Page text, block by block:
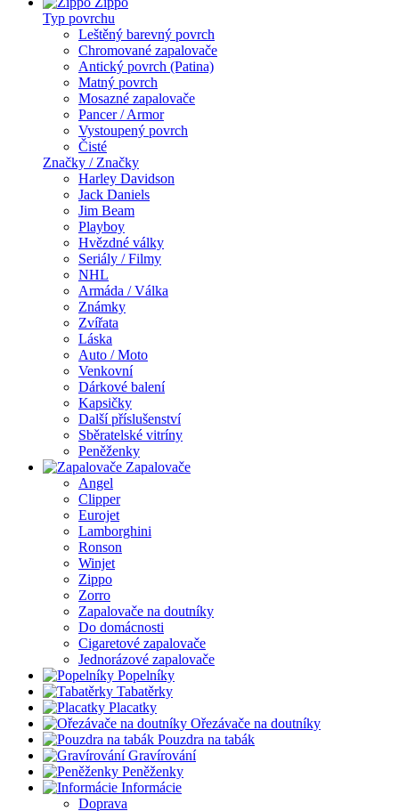
Typ povrchu
Leštěný barevný povrch
Chromované zapalovače
Antický povrch (Patina)
Matný povrch
Mosazné zapalovače
Pancer / Armor
Vystoupený povrch
Čisté
Značky / Značky
Harley Davidson
Jack Daniels
Jim Beam
Playboy
Hvězdné války
Seriály / Filmy
NHL
Armáda / Válka
Známky
Zvířata
Láska
Auto / Moto
Venkovní
Dárkové balení
Kapsičky
Další příslušenství
Sběratelské vitríny
Peněženky
Zapalovače
Angel
Clipper
Eurojet
Lamborghini
Ronson
Winjet
Zippo
Zorro
Zapalovače na doutníky
Do domácnosti
Cigaretové zapalovače
Jednorázové zapalovače
Popelníky
Tabatěrky
Placatky
Ořezávače na doutníky
Pouzdra na tabák
Gravírování
Peněženky
Informácie
Doprava